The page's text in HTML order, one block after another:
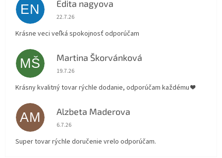
EN Edita nagyova
Hodnotenie obchodu je 5 z 5 hviezdičiek.
22.7.26
Krásne veci veľká spokojnosť odporúčam
MŠ Martina Škorvánková
Hodnotenie obchodu je 5 z 5 hviezdičiek.
19.7.26
Krásny kvalitný tovar rýchle dodanie, odporúčam každému ❤️
AM Alzbeta Maderova
Hodnotenie obchodu je 5 z 5 hviezdičiek.
6.7.26
Super tovar rýchle doručenie vrelo odporúčam.